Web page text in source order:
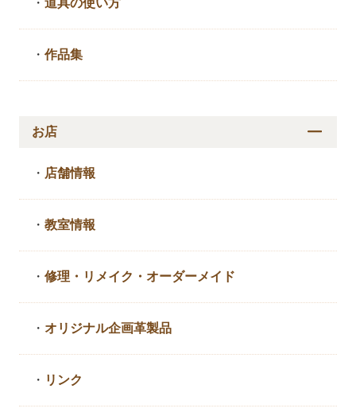
・道具の使い方
・作品集
お店
・ 店舗情報
・教室情報
・修理・リメイク・ オーダーメイド
・ オリジナル企画革製品
・ リンク